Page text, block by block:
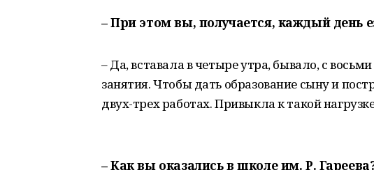
– При этом вы, получается, каждый день
– Да, вставала в четыре утра, бывало, с
занятия. Чтобы дать образование сыну и
двух-трех работах. Привыкла к такой
– Как вы оказались в школе им. Р.